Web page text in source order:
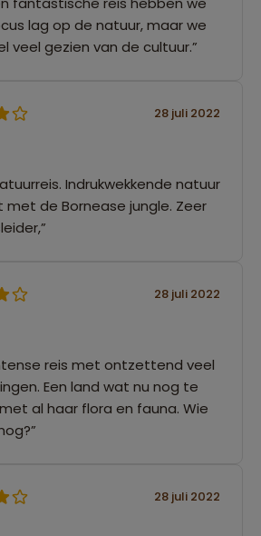
lag op de natuur, maar we
veel gezien van de cultuur.”
28 juli 2022
Indrukwekkende natuur
de Bornease jungle. Zeer
28 juli 2022
reis met ontzettend veel
Een land wat nu nog te
al haar flora en fauna. Wie
28 juli 2022